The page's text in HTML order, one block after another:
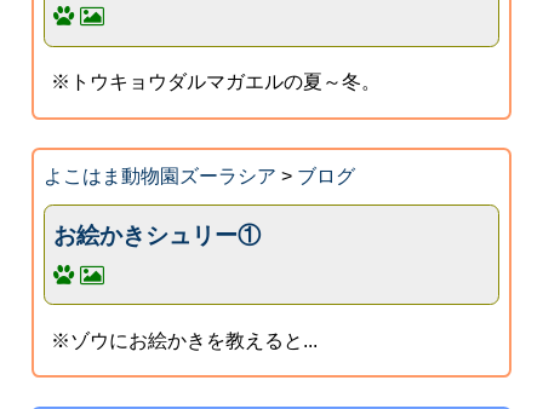
※トウキョウダルマガエルの夏～冬。
よこはま動物園ズーラシア > ブログ
お絵かきシュリー①
※ゾウにお絵かきを教えると...